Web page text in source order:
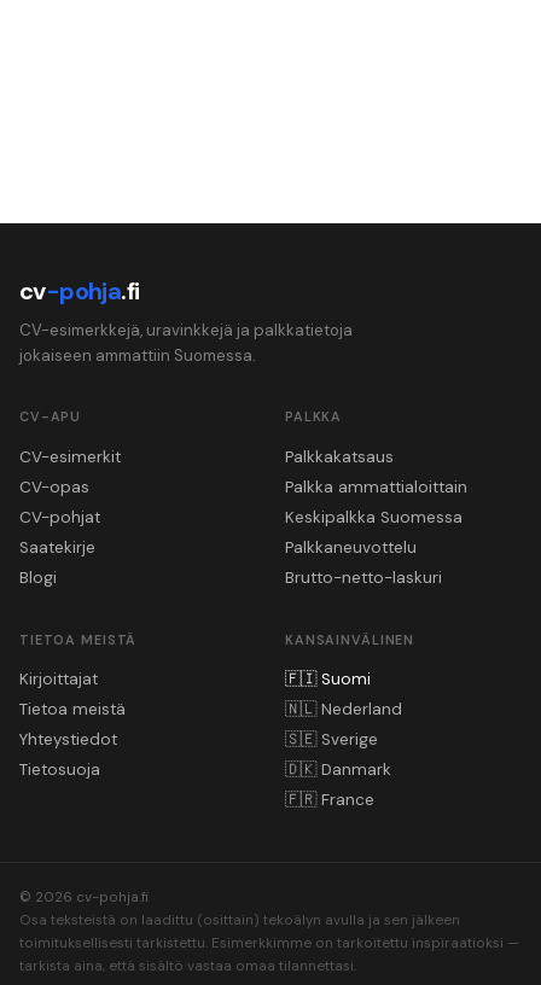
cv-pohja.fi
CV-esimerkkejä, uravinkkejä ja palkkatietoja
jokaiseen ammattiin Suomessa.
CV-APU
CV-esimerkit
CV-opas
CV-pohjat
Saatekirje
Blogi
PALKKA
Palkkakatsaus
Palkka ammattialoittain
Keskipalkka Suomessa
Palkkaneuvottelu
Brutto-netto-laskuri
TIETOA MEISTÄ
Kirjoittajat
Tietoa meistä
Yhteystiedot
Tietosuoja
KANSAINVÄLINEN
🇫🇮 Suomi
🇳🇱 Nederland
🇸🇪 Sverige
🇩🇰 Danmark
🇫🇷 France
© 2026 cv-pohja.fi
Osa teksteistä on laadittu (osittain) tekoälyn avulla ja sen jälkeen
toimituksellisesti tarkistettu. Esimerkkimme on tarkoitettu inspiraatioksi —
tarkista aina, että sisältö vastaa omaa tilannettasi.